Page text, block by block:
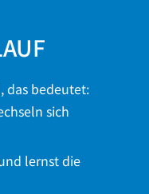
das bedeutet:
sich
lernst die